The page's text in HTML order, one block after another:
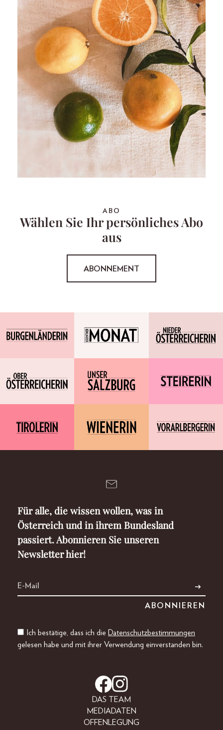
ABO
Wählen Sie Ihr persönliches Abo
aus
ABONNEMENT
Für alle, die wissen wollen, was in
Österreich und in ihrem Bundesland
passiert. Abonnieren Sie unseren
Newsletter hier!
Ich bestätige, dass ich die Datenschutzbestimmungen
gelesen habe und mit ihrer Verwendung einverstanden bin.
DAS TEAM
MEDIADATEN
OFFENLEGUNG